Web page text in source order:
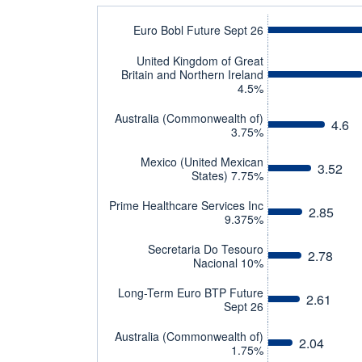
Euro Bobl Future Sept 26
United Kingdom of Great
Britain and Northern Ireland
4.5%
Australia (Commonwealth of)
3.75%
4.6
Mexico (United Mexican
States) 7.75%
3.52
Prime Healthcare Services Inc
9.375%
2.85
Secretaria Do Tesouro
Nacional 10%
2.78
Long-Term Euro BTP Future
Sept 26
2.61
Australia (Commonwealth of)
1.75%
2.04